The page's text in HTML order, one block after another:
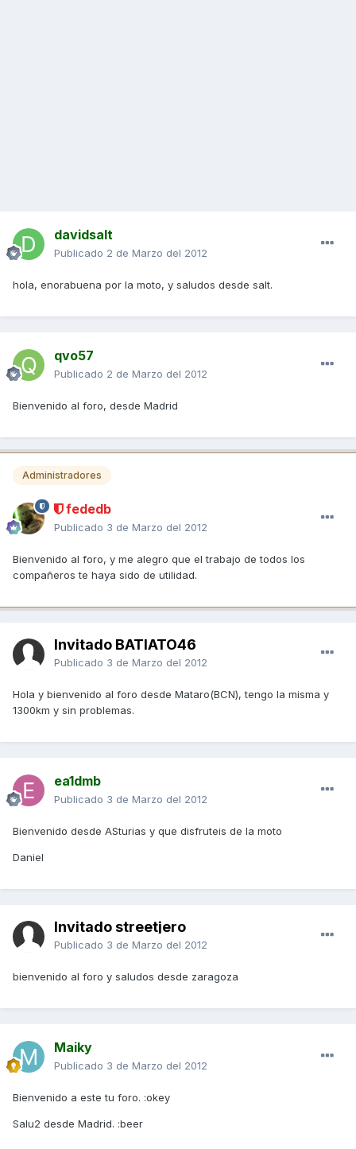
davidsalt
Publicado 2 de Marzo del 2012
hola, enorabuena por la moto, y saludos desde salt.
qvo57
Publicado 2 de Marzo del 2012
Bienvenido al foro, desde Madrid
Administradores
fededb
Publicado 3 de Marzo del 2012
Bienvenido al foro, y me alegro que el trabajo de todos los
compañeros te haya sido de utilidad.
Invitado BATIATO46
Publicado 3 de Marzo del 2012
Hola y bienvenido al foro desde Mataro(BCN), tengo la misma y
1300km y sin problemas.
ea1dmb
Publicado 3 de Marzo del 2012
Bienvenido desde ASturias y que disfruteis de la moto
Daniel
Invitado streetjero
Publicado 3 de Marzo del 2012
bienvenido al foro y saludos desde zaragoza
Maiky
Publicado 3 de Marzo del 2012
Bienvenido a este tu foro. :okey
Salu2 desde Madrid. :beer